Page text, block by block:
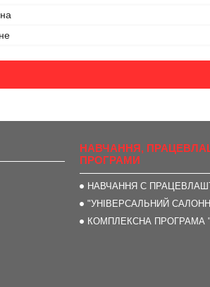
НАВЧАННЯ,
ПРОГРАМИ
НАВЧАННЯ С
"УНІВЕРСАЛЬНИЙ
КОМПЛЕКСНА ПРОГРАМА